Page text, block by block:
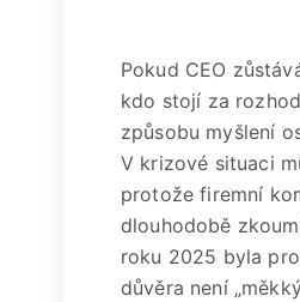
Pokud CEO
kdo stojí za
způsobu myšlení
V krizové situaci
protože firemní
dlouhodobě
roku 2025 byla
důvěra není